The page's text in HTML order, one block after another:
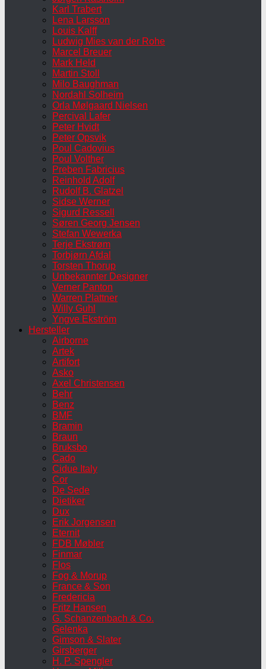
Karl Trabert
Lena Larsson
Louis Kalff
Ludwig Mies van der Rohe
Marcel Breuer
Mark Held
Martin Stoll
Milo Baughman
Nordahl Solheim
Orla Mølgaard Nielsen
Percival Lafer
Peter Hvidt
Peter Opsvik
Poul Cadovius
Poul Volther
Preben Fabricius
Reinhold Adolf
Rudolf B. Glatzel
Sidse Werner
Sigurd Ressell
Søren Georg Jensen
Stefan Wewerka
Terje Ekstrøm
Torbjørn Afdal
Torsten Thorup
Unbekannter Designer
Verner Panton
Warren Plattner
Willy Guhl
Yngve Ekström
Hersteller
Airborne
Artek
Artifort
Asko
Axel Christensen
Behr
Benz
BMF
Bramin
Braun
Bruksbo
Cado
Cidue Italy
Cor
De Sede
Dietiker
Dux
Erik Jorgensen
Eternit
FDB Møbler
Finmar
Flos
Fog & Morup
France & Son
Fredericia
Fritz Hansen
G. Schanzenbach & Co.
Gelenka
Gimson & Slater
Girsberger
H. P. Spengler